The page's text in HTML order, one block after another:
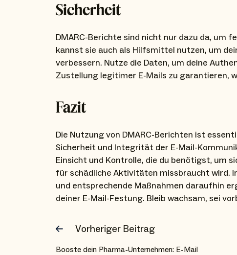
Sicherheit
DMARC-Berichte sind nicht nur dazu da, um
kannst sie auch als Hilfsmittel nutzen, um
verbessern. Nutze die Daten, um deine
Zustellung legitimer E-Mails zu garantieren,
Fazit
Die Nutzung von DMARC-Berichten ist
Sicherheit und Integrität der E-Mail-
Einsicht und Kontrolle, die du benötigst, um
für schädliche Aktivitäten missbraucht wird.
und entsprechende Maßnahmen daraufhin
deiner E-Mail-Festung. Bleib wachsam, sei
Vorheriger Beitrag
Booste dein Pharma-Unternehmen: E-Mail